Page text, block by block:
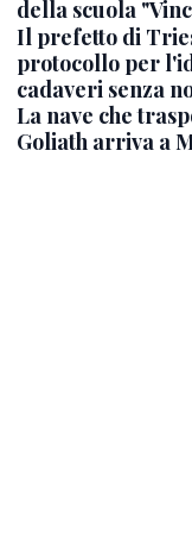
della scuola
Il prefetto di
protocollo per
cadaveri senza
La nave che
Goliath arriva a